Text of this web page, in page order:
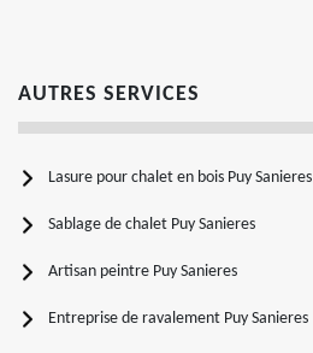
AUTRES SERVICES
Lasure pour chalet en bois Puy Sanieres
Sablage de chalet Puy Sanieres
Artisan peintre Puy Sanieres
Entreprise de ravalement Puy Sanieres